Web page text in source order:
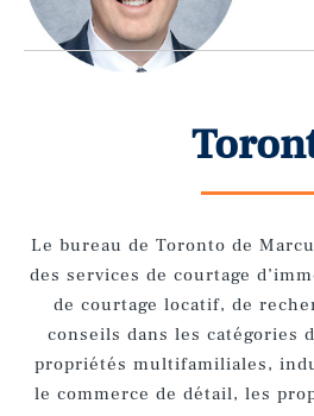
Le bureau de Toronto de
des services de courtage
de courtage locatif, de
conseils dans les catégories
propriétés multifamiliales,
le commerce de détail, les